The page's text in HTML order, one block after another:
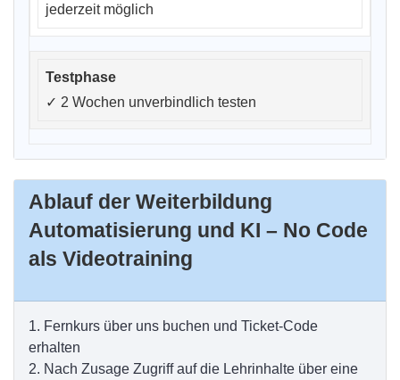
jederzeit möglich
✓ 2 Wochen unverbindlich testen
Ablauf der Weiterbildung
Automatisierung und KI – No Code
als Videotraining
1. Fernkurs über uns buchen und Ticket-Code
erhalten
2. Nach Zusage Zugriff auf die Lehrinhalte über eine